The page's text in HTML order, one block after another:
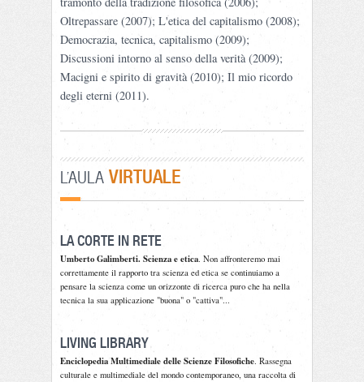
Oltrepassare (2007); L'etica del capitalismo (2008);
Democrazia, tecnica, capitalismo (2009);
Discussioni intorno al senso della verità (2009);
Macigni e spirito di gravità (2010); Il mio ricordo
degli eterni (2011).
L'AULA VIRTUALE
LA CORTE IN RETE
Umberto Galimberti. Scienza e etica. Non affronteremo mai
correttamente il rapporto tra scienza ed etica se continuiamo a
pensare la scienza come un orizzonte di ricerca puro che ha nella
tecnica la sua applicazione "buona" o "cattiva"...
LIVING LIBRARY
Enciclopedia Multimediale delle Scienze Filosofiche. Rassegna
culturale e multimediale del mondo contemporaneo, una raccolta di